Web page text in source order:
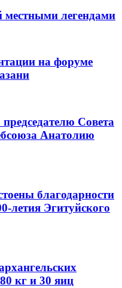
местными легендами
на форуме
Совета
Анатолию
благодарности
летия Эгитуйского
кг и 30 яиц